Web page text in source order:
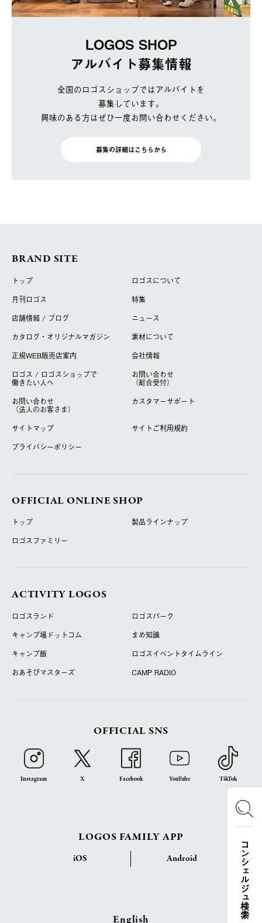
LOGOS SHOP
アルバイト募集情報
全国のロゴスショップではアルバイトを
募集しています。
興味のある方はぜひ一度お問い合わせください。
募集の詳細はこちらから
コンシェルジュ検索
BRAND SITE
トップ
ロゴスについて
月刊ロゴス
特集
店舗情報 / ブログ
ニュース
カタログ・オリジナルマガジン
素材について
正規WEB販売店案内
会社情報
ロゴス / ロゴスショップで
働きたい人へ
お問い合わせ
（総合受付）
お問い合わせ
（法人のお客さま）
カスタマーサポート
サイトマップ
サイトご利用規約
プライバシーポリシー
OFFICIAL ONLINE SHOP
トップ
製品ラインナップ
ロゴスファミリー
ACTIVITY LOGOS
ロゴスランド
ロゴスパーク
キャンプ場ドットコム
まめ知識
キャンプ飯
ロゴスイベントタイムライン
おあそびマスターズ
CAMP RADIO
OFFICIAL SNS
Instagram X Facebook YouTube TikTok
LOGOS FAMILY APP
iOS Android
English